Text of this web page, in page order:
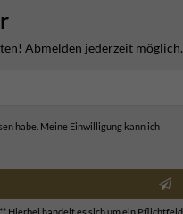
Abmelden jederzeit möglich.
habe. Meine Einwilligung kann ich